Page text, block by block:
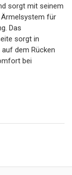
sorgt mit seinem
Ärmelsystem für
Das
sorgt in
dem Rücken
bei